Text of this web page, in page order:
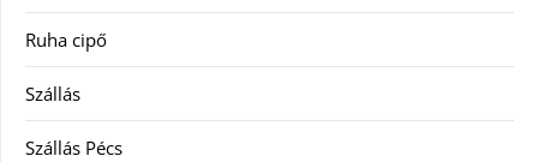
Ruha cipő
Szállás
Szállás Pécs